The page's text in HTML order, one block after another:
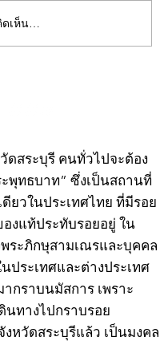
บชีพจรวงการ
จำพุธที่ 29
ดเห็น…
วัดสระบุรี คนทั่วไปจะต้อง
พุทธบาท” ซึ่งเป็นสถานที่
ยวในประเทศไทย ที่มีรอย
งแท้ประทับรอยอยู่ ใน
ระภิกษุสามเณรและบุคคล
ประเทศและต่างประเทศ
ากราบนมัสการ เพราะ
นทางไปกราบรอย
หวัดสระบุรีแล้ว เป็นมงคล